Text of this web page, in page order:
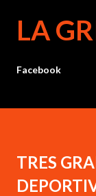
LA
Facebook
TRES